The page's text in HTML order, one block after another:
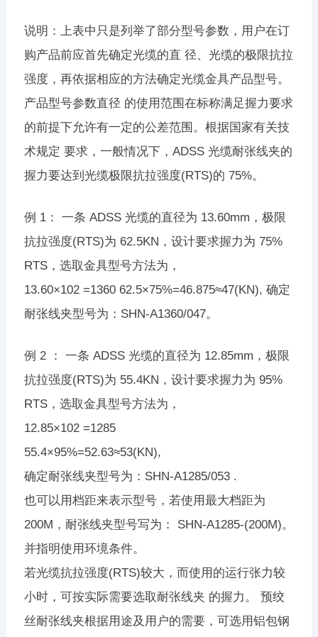
说明：上表中只是列举了部分型号参数，用户在订
购产品前应首先确定光缆的直 径、光缆的极限抗拉
强度，再依据相应的方法确定光缆金具产品型号。
产品型号参数直径 的使用范围在标称满足握力要求
的前提下允许有一定的公差范围。根据国家有关技
术规定 要求，一般情况下，ADSS 光缆耐张线夹的
握力要达到光缆极限抗拉强度(RTS)的 75%。
例 1： 一条 ADSS 光缆的直径为 13.60mm，极限
抗拉强度(RTS)为 62.5KN，设计要求握力为 75%
RTS，选取金具型号方法为，
13.60×102 =1360 62.5×75%=46.875≈47(KN), 确定
耐张线夹型号为：SHN-A1360/047。
例 2 ： 一条 ADSS 光缆的直径为 12.85mm，极限
抗拉强度(RTS)为 55.4KN，设计要求握力为 95%
RTS，选取金具型号方法为，
12.85×102 =1285
55.4×95%=52.63≈53(KN),
确定耐张线夹型号为：SHN-A1285/053 .
也可以用档距来表示型号，若使用最大档距为
200M，耐张线夹型号写为： SHN-A1285-(200M)。
并指明使用环境条件。
若光缆抗拉强度(RTS)较大，而使用的运行张力较
小时，可按实际需要选取耐张线夹 的握力。 预绞
丝耐张线夹根据用途及用户的需要，可选用铝包钢